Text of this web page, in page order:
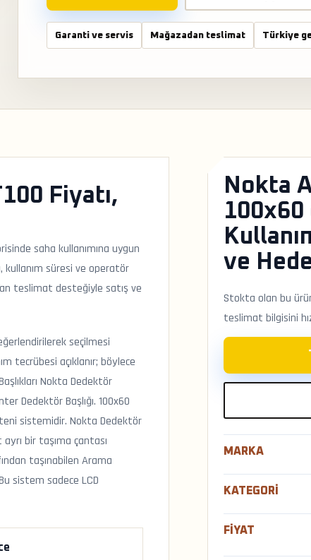
Garanti ve servis Mağazadan teslimat Türkiye
Fiyatı,
saha kullanımına uygun
kullanım süresi ve operatör
teslimat desteğiyle satış ve
seçilmesi
tecrübesi açıklanır; böylece
Nokta Dedektör
Dedektör Başlığı. 100x60
sistemidir. Nokta Dedektör
bir taşıma çantası
taşınabilen Arama
sistem sadece LCD
Nokta
100x60
ve
Stokta olan bu
teslimat bilgisini
MARKA
KATEGORI
FIYAT